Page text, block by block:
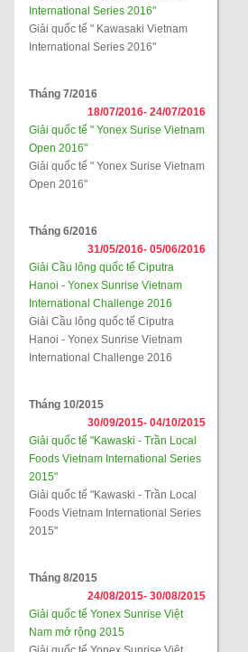
International Series 2016"
Giải quốc tế " Kawasaki Vietnam
International Series 2016"
Tháng 7/2016
18/07/2016- 24/07/2016
Giải quốc tế " Yonex Surise Vietnam
Open 2016"
Giải quốc tế " Yonex Surise Vietnam
Open 2016"
Tháng 6/2016
31/05/2016- 05/06/2016
Giải Cầu lông quốc tế Ciputra
Hanoi - Yonex Sunrise Vietnam
International Challenge 2016
Giải Cầu lông quốc tế Ciputra
Hanoi - Yonex Sunrise Vietnam
International Challenge 2016
Tháng 10/2015
30/09/2015- 04/10/2015
Giải quốc tế "Kawaski - Trần Local
Foods Vietnam International Series
2015"
Giải quốc tế "Kawaski - Trần Local
Foods Vietnam International Series
2015"
Tháng 8/2015
24/08/2015- 30/08/2015
Giải quốc tế Yonex Sunrise Việt
Nam mở rộng 2015